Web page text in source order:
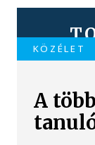
KÖZÉLET
A